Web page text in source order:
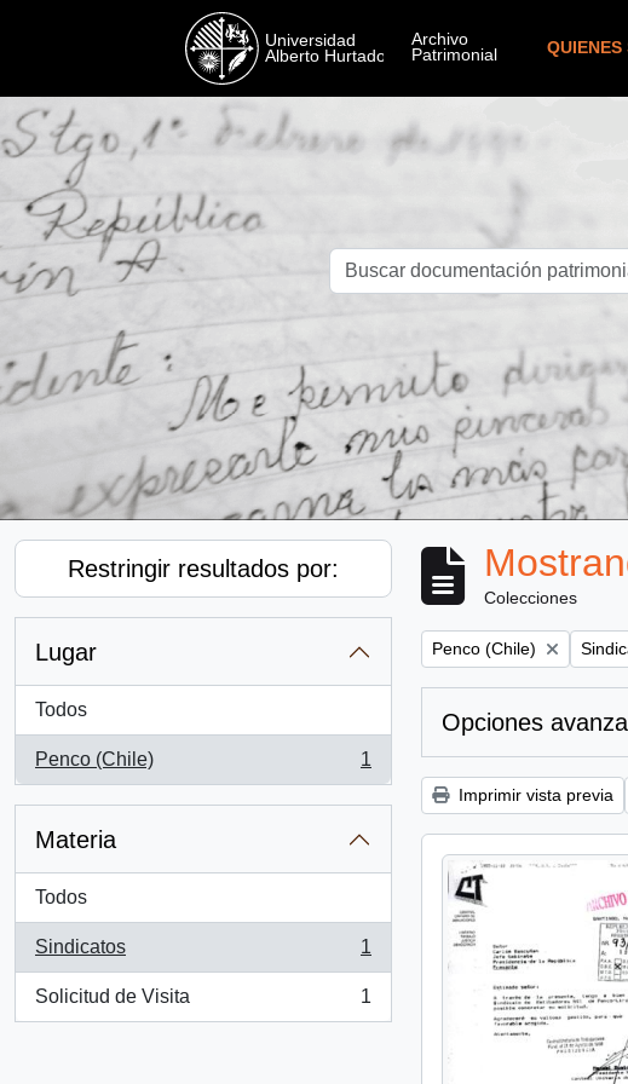
QUIENES
Restringir resultados por:
Lugar
Todos
Penco (Chile)
, 1 resultados
1
Materia
Todos
Sindicatos
, 1 resultados
1
Solicitud de Visita
, 1 resultados
1
Colecciones
Remove filter:
Penco (Chile)
Opciones
Imprimir vista previa